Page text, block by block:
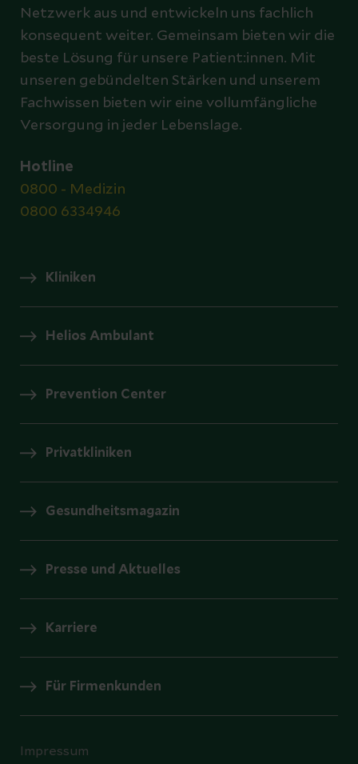
Netzwerk aus und entwickeln uns fachlich
konsequent weiter. Gemeinsam bieten wir die
beste Lösung für unsere Patient:innen. Mit
unseren gebündelten Stärken und unserem
Fachwissen bieten wir eine vollumfängliche
Versorgung in jeder Lebenslage.
Hotline
0800 - Medizin
0800 6334946
Kliniken
Helios Ambulant
Prevention Center
Privatkliniken
Gesundheitsmagazin
Presse und Aktuelles
Karriere
Für Firmenkunden
Impressum